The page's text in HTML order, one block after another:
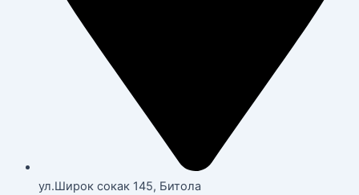
ул.Широк сокак 145, Битола